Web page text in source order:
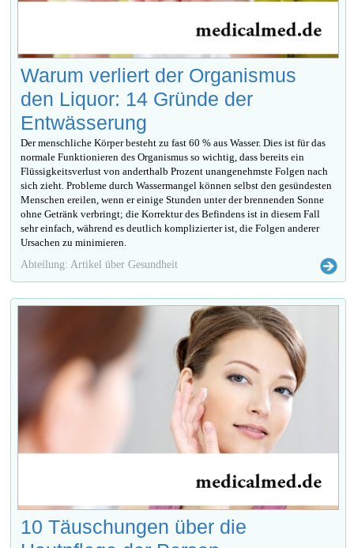
Warum verliert der Organismus
den Liquor: 14 Gründe der
Entwässerung
Der menschliche Körper besteht zu fast 60 % aus Wasser. Dies ist für das
normale Funktionieren des Organismus so wichtig, dass bereits ein
Flüssigkeitsverlust von anderthalb Prozent unangenehmste Folgen nach
sich zieht. Probleme durch Wassermangel können selbst den gesündesten
Menschen ereilen, wenn er einige Stunden unter der brennenden Sonne
ohne Getränk verbringt; die Korrektur des Befindens ist in diesem Fall
sehr einfach, während es deutlich komplizierter ist, die Folgen anderer
Ursachen zu minimieren.
Abteilung: Artikel über Gesundheit
10 Täuschungen über die